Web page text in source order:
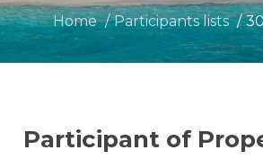
Home Participants lists
Participant of